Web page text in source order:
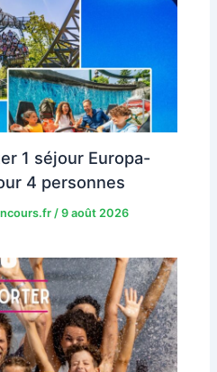
1 séjour Europa-
4 personnes
/9 août 2026